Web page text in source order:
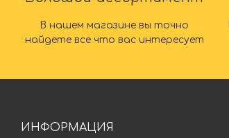
В нашем магазине вы точно
найдете все что вас интересует
ИНФОРМАЦИЯ